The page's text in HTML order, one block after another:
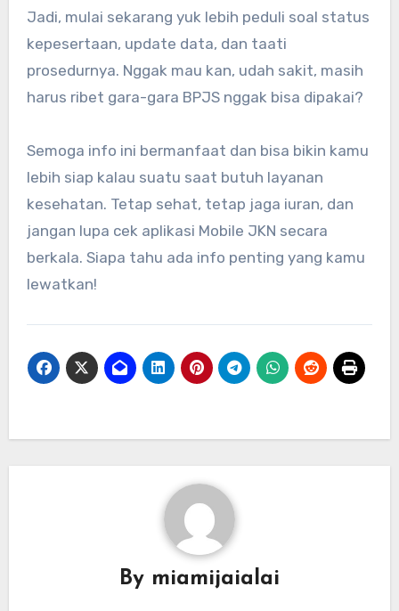
Jadi, mulai sekarang yuk lebih peduli soal status
kepesertaan, update data, dan taati
prosedurnya. Nggak mau kan, udah sakit, masih
harus ribet gara-gara BPJS nggak bisa dipakai?
Semoga info ini bermanfaat dan bisa bikin kamu
lebih siap kalau suatu saat butuh layanan
kesehatan. Tetap sehat, tetap jaga iuran, dan
jangan lupa cek aplikasi Mobile JKN secara
berkala. Siapa tahu ada info penting yang kamu
lewatkan!
By miamijaialai